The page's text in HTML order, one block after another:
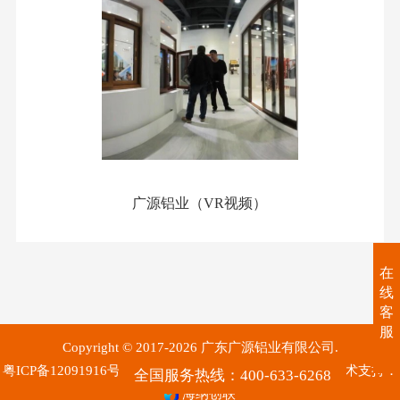
全国服务热线：400-633-6268
广源铝业（VR视频）
Copyright © 2017-2026 广东广源铝业有限公司.
粤ICP备12091916号
粤公网安备 44060702000094号
技术支持：
海纳创联
在
线
客
服